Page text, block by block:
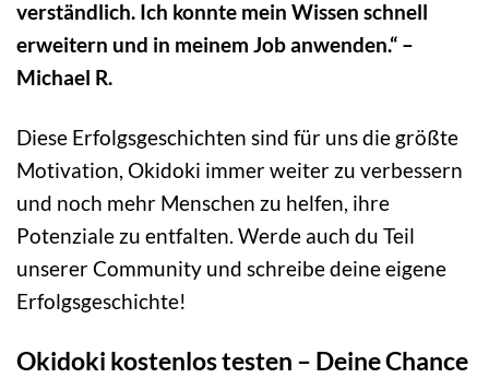
verständlich. Ich konnte mein Wissen schnell
erweitern und in meinem Job anwenden.“ –
Michael R.
Diese Erfolgsgeschichten sind für uns die größte
Motivation, Okidoki immer weiter zu verbessern
und noch mehr Menschen zu helfen, ihre
Potenziale zu entfalten. Werde auch du Teil
unserer Community und schreibe deine eigene
Erfolgsgeschichte!
Okidoki kostenlos testen – Deine Chance